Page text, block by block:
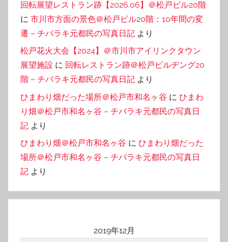
回転展望レストラン跡【2026.06】＠松戸ビル20階
に 市川市方面の景色＠松戸ビル20階：10年間の変
遷 – チバラキ元都民の写真日記 より
松戸花火大会【2024】＠市川市アイリンクタウン
展望施設 に 回転レストラン跡＠松戸ビルヂング20
階 – チバラキ元都民の写真日記 より
ひまわり畑だった場所＠松戸市和名ヶ谷 に ひまわ
り畑＠松戸市和名ヶ谷 – チバラキ元都民の写真日
記 より
ひまわり畑＠松戸市和名ヶ谷 に ひまわり畑だった
場所＠松戸市和名ヶ谷 – チバラキ元都民の写真日
記 より
2019年12月